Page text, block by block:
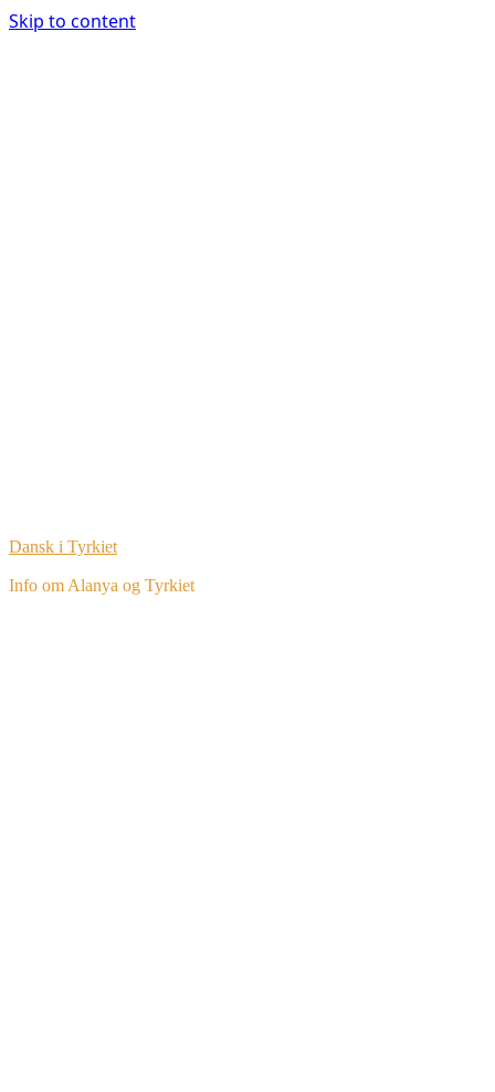
Skip to content
Dansk i Tyrkiet
Info om Alanya og Tyrkiet